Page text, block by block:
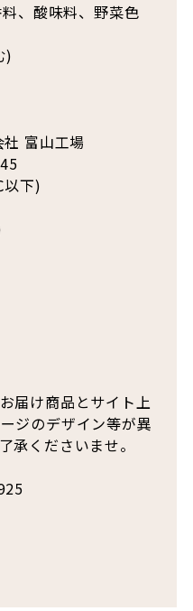
、酸味料、野菜色
)
富山工場
下)
届け商品とサイト上
ジのデザイン等が異
承くださいませ。